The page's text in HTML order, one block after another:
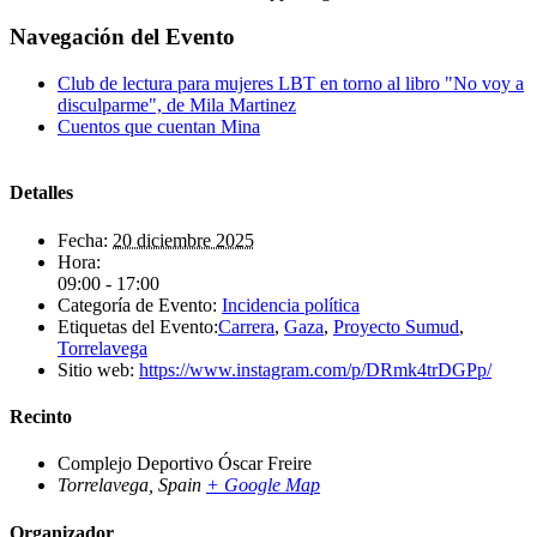
Navegación del Evento
Club de lectura para mujeres LBT en torno al libro "No voy a
disculparme", de Mila Martinez
Cuentos que cuentan Mina
Detalles
Fecha: 20 diciembre 2025
Hora:
09:00 - 17:00
Categoría de Evento: Incidencia política
Etiquetas del Evento:Carrera, Gaza, Proyecto Sumud,
Torrelavega
Sitio web: https://www.instagram.com/p/DRmk4trDGPp/
Recinto
Complejo Deportivo Óscar Freire
Torrelavega Spain + Google Map
Organizador